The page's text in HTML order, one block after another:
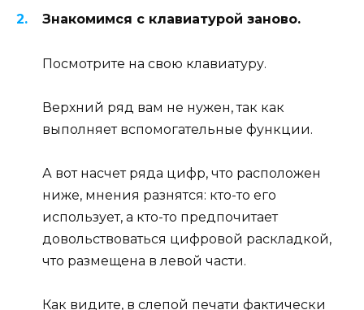
Знакомимся с клавиатурой заново.
Посмотрите на свою клавиатуру.
Верхний ряд вам не нужен, так как
выполняет вспомогательные функции.
А вот насчет ряда цифр, что расположен
ниже, мнения разнятся: кто-то его
использует, а кто-то предпочитает
довольствоваться цифровой раскладкой,
что размещена в левой части.
Как видите, в слепой печати фактически